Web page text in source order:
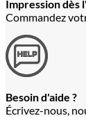
Impression dès
Commandez
Besoin d'aide ?
Écrivez-nous,